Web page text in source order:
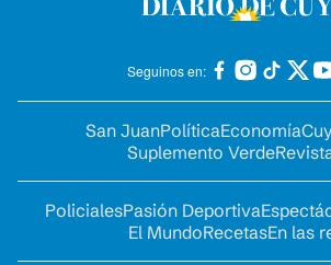
Seguinos en:
San JuanPolíticaEconomía
Suplemento Verde
PolicialesPasión Deportiva
El MundoRecetasEn las